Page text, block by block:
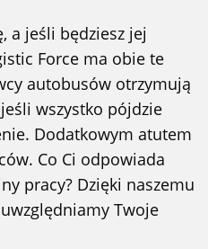
a jeśli będziesz jej
Force ma obie te
autobusów otrzymują
wszystko pójdzie
Dodatkowym atutem
Co Ci odpowiada
pracy? Dzięki naszemu
Twoje